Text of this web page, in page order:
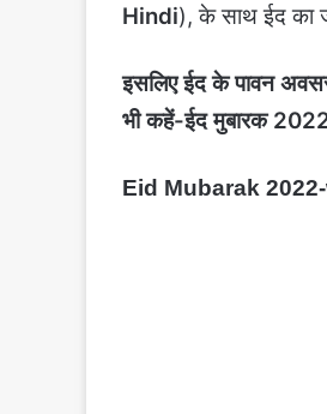
Hindi), के साथ ईद का
इसलिए ईद के पावन
भी कहें-ईद मुबारक
Eid Mubarak